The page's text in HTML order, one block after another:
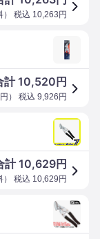
） 税込 10,263 円
計10,520 円
） 税込 9,926 円
計10,629円
） 税込 10,629 円